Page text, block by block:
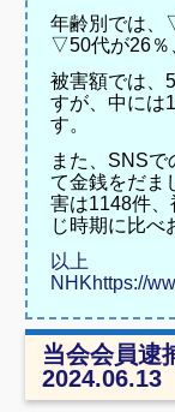
年齢別では、
▽50代が26％
被害額では、
すが、中には
す。
また、SNS
て金銭をだま
害は1148件、
じ時期に比べ
以上
NHKhttps://
当会会員逮
2024.06.13